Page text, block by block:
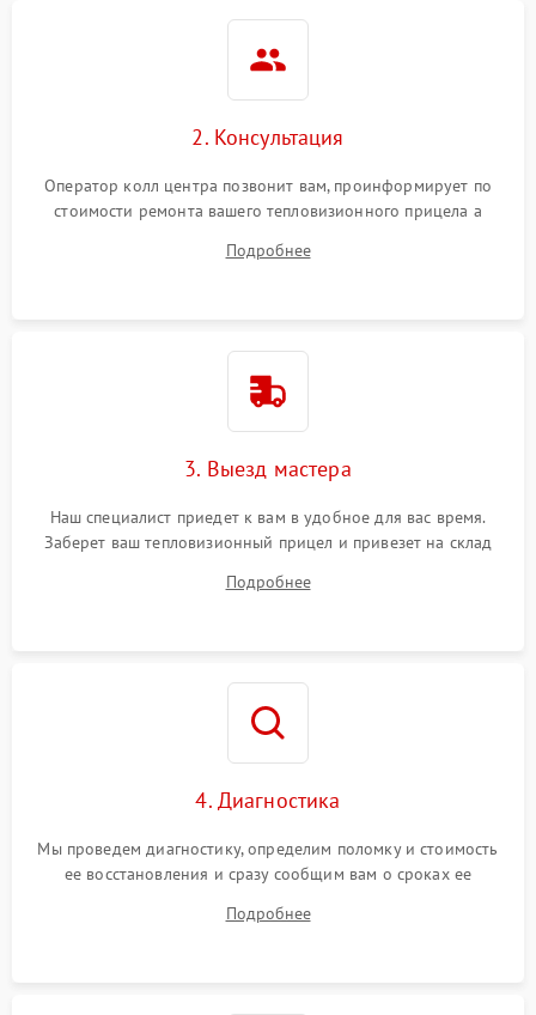
2. Консультация
Оператор колл центра позвонит вам, проинформирует по
стоимости ремонта вашего тепловизионного прицела а
Подробнее
3. Выезд мастера
Наш специалист приедет к вам в удобное для вас время.
Заберет ваш тепловизионный прицел и привезет на склад
Подробнее
4. Диагностика
Мы проведем диагностику, определим поломку и стоимость
ее восстановления и сразу сообщим вам о сроках ее
Подробнее